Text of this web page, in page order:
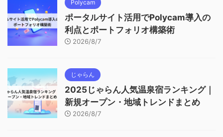
Polycam
ポータルサイト活用でPolycam導入の
利点とポートフォリオ構築術
2026/8/7
じゃらん
2025じゃらん人気温泉宿ランキング｜
新規オープン・地域トレンドまとめ
2026/8/7